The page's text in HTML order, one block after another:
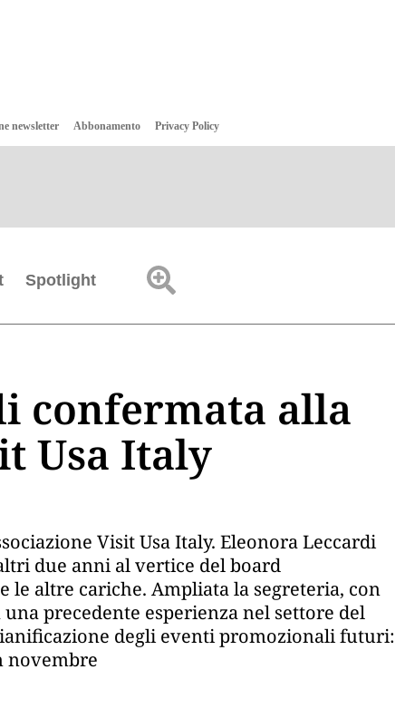
newsletter Abbonamento Privacy Policy
Spotlight
confermata alla
Usa Italy
Visit Usa Italy. Eleonora Leccardi
due anni al vertice del board
altre cariche. Ampliata la segreteria, con
precedente esperienza nel settore del
degli eventi promozionali futuri:
novembre